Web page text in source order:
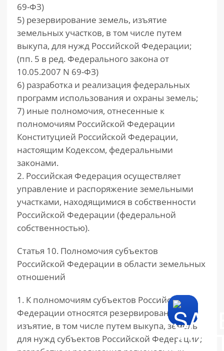
69-ФЗ)
5) резервирование земель, изъятие
земельных участков, в том числе путем
выкупа, для нужд Российской Федерации;
(пп. 5 в ред. Федерального закона от
10.05.2007 N 69-ФЗ)
6) разработка и реализация федеральных
программ использования и охраны земель;
7) иные полномочия, отнесенные к
полномочиям Российской Федерации
Конституцией Российской Федерации,
настоящим Кодексом, федеральными
законами.
2. Российская Федерация осуществляет
управление и распоряжение земельными
участками, находящимися в собственности
Российской Федерации (федеральной
собственностью).
Статья 10. Полномочия субъектов
Российской Федерации в области земельных
отношений
1. К полномочиям субъектов Российской
Федерации относятся резервирование,
изъятие, в том числе путем выкупа, земель
для нужд субъектов Российской Федерации;